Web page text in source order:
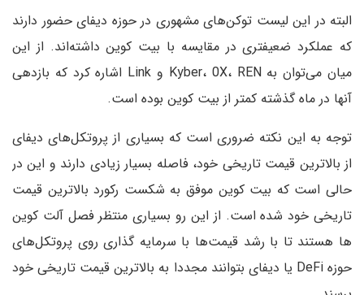
البته در این لیست توکن‌های مشهوری در حوزه دیفای حضور دارند
که عملکرد ضعیفتری در مقایسه با بیت کوین داشته‌اند. از این
میان می‌توان به Kyber، 0X، REN و Link اشاره کرد که بازدهی
آنها در ماه گذشته کمتر از بیت کوین بوده است.
توجه به این نکته ضروری است که بسیاری از پروتکل‌های دیفای
از بالاترین قیمت تاریخی خود، فاصله بسیار زیادی دارند و این در
حالی است که بیت کوین موفق به شکست رکورد بالاترین قیمت
تاریخی خود شده است. از این رو بسیاری منتظر فصل آلت کوین
ها هستند تا با رشد قیمت‌ها با سرمایه گذاری روی پروتکل‌های
حوزه DeFi یا دیفای بتوانند مجددا به بالاترین قیمت تاریخی خود